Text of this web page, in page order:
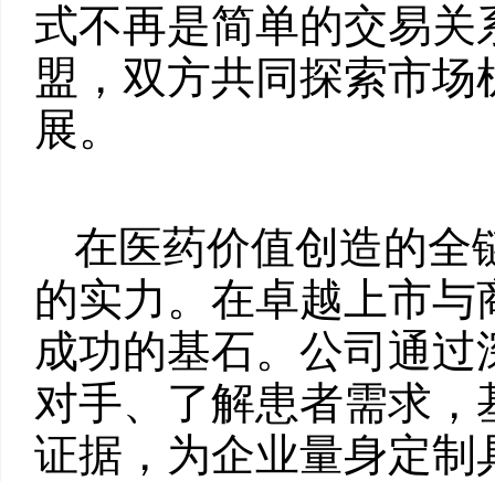
式不再是简单的交易
盟，双方共同探索市
展。
在医药价值创造的全
的实力。在卓越上市
成功的基石。公司通
对手、了解患者需求
证据，为企业量身定